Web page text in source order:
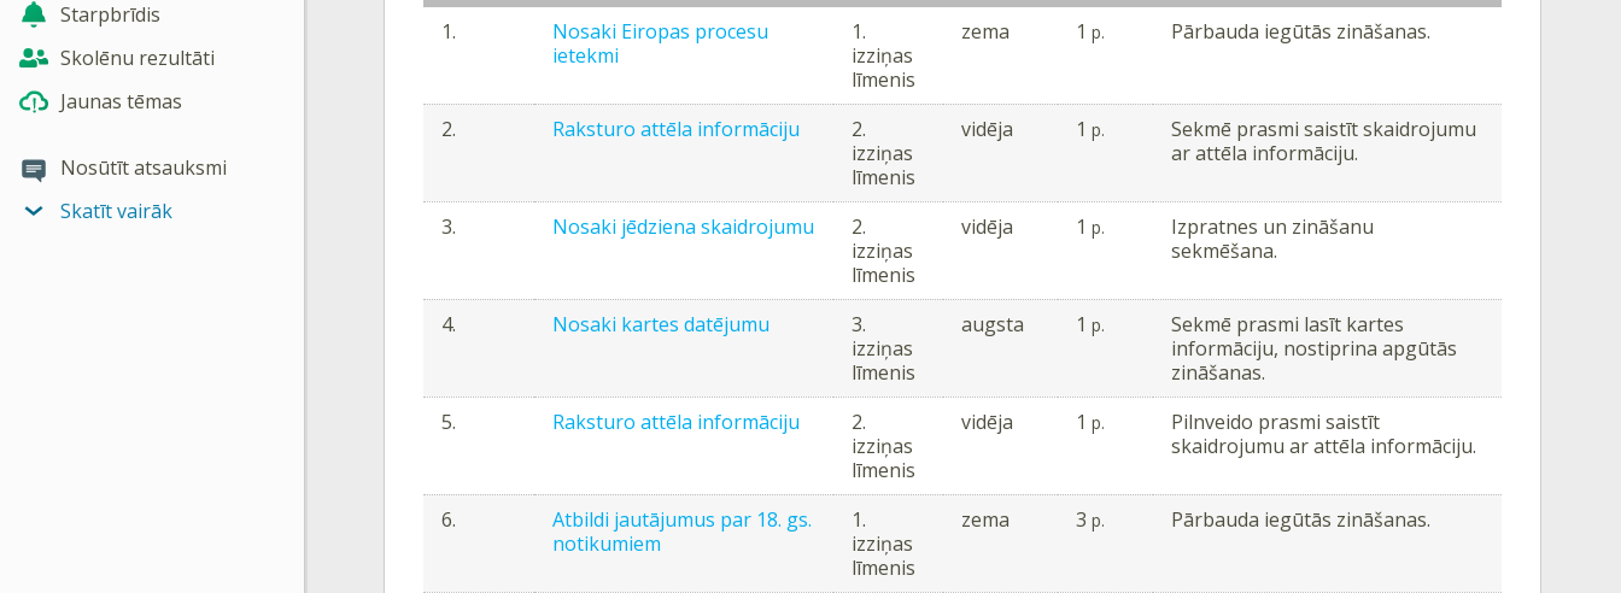
Starpbrīdis
Skolēnu rezultāti
Jaunas tēmas
Nosūtīt atsauksmi
Skatīt vairāk
1.
Nosaki Eiropas procesu
ietekmi
1.
izziņas
līmenis
zema 1 p. Pārbauda iegūtās zināšanas.
2. Raksturo attēla informāciju
2.
izziņas
līmenis
vidēja 1 p.
Sekmē prasmi saistīt skaidrojumu
ar attēla informāciju.
3. Nosaki jēdziena skaidrojumu
2.
izziņas
līmenis
vidēja 1 p.
Izpratnes un zināšanu
sekmēšana.
4. Nosaki kartes datējumu
3.
izziņas
līmenis
augsta 1 p.
Sekmē prasmi lasīt kartes
informāciju, nostiprina apgūtās
zināšanas.
5.
Raksturo attēla informāciju
2.
izziņas
līmenis
vidēja 1 p.
Pilnveido prasmi saistīt
skaidrojumu ar attēla informāciju.
6.
Atbildi jautājumus par 18. gs.
notikumiem
1.
izziņas
līmenis
zema 3 p. Pārbauda iegūtās zināšanas.